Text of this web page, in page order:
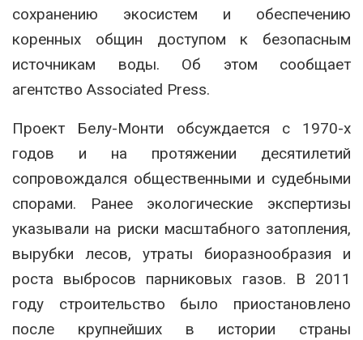
сохранению экосистем и обеспечению
коренных общин доступом к безопасным
источникам воды. Об этом сообщает
агентство Associated Press.
Проект Белу-Монти обсуждается с 1970-х
годов и на протяжении десятилетий
сопровождался общественными и судебными
спорами. Ранее экологические экспертизы
указывали на риски масштабного затопления,
вырубки лесов, утраты биоразнообразия и
роста выбросов парниковых газов. В 2011
году строительство было приостановлено
после крупнейших в истории страны